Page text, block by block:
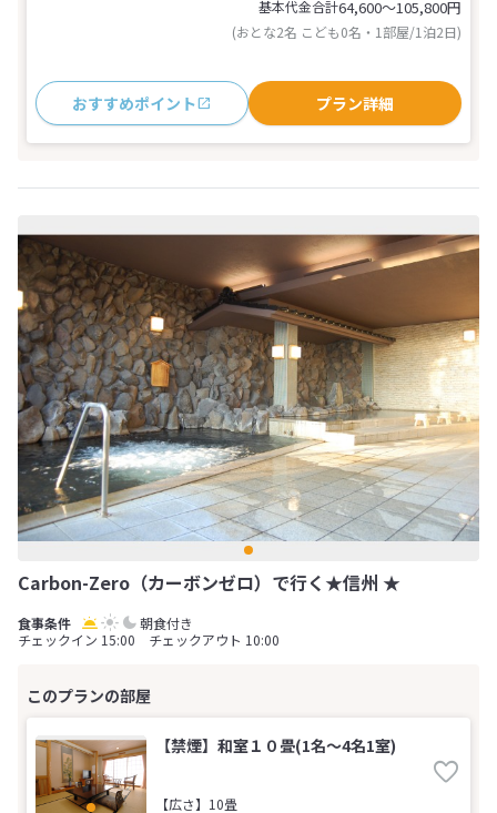
基本代金合計64,600〜105,800円
(おとな2名 こども0名・1部屋/1泊2日)
おすすめポイント プラン詳細
Carbon-Zero（カーボンゼロ）で行く★信州 ★
朝食付き
チェックイン 15:00 チェックアウト 10:00
【禁煙】和室１０畳(1名～4名1室)
【広さ】10畳